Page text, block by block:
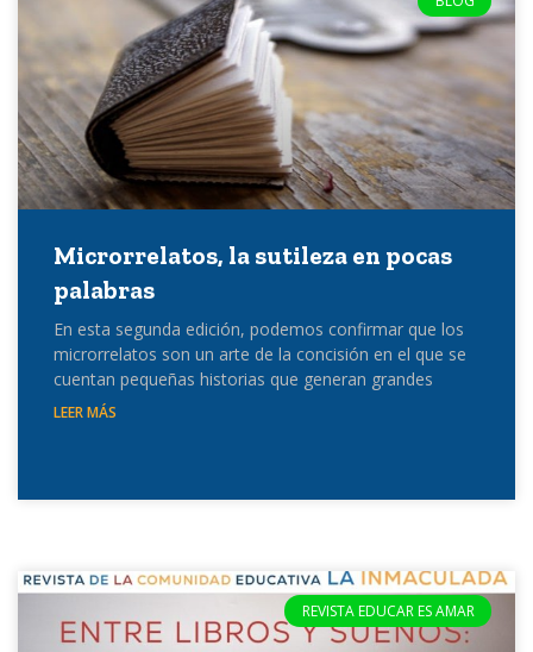
Microrrelatos, la sutileza en pocas
palabras
En esta segunda edición, podemos confirmar que los
microrrelatos son un arte de la concisión en el que se
cuentan pequeñas historias que generan grandes
LEER MÁS
REVISTA EDUCAR ES AMAR